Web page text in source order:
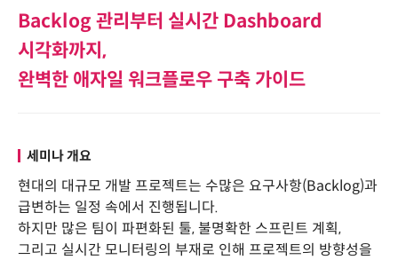
Backlog 관리부터 실시간 Dashboard
시각화까지,
완벽한 애자일 워크플로우 구축 가이드
세미나 개요
현대의 대규모 개발 프로젝트는 수많은 요구사항(Backlog)과
급변하는 일정 속에서 진행됩니다.
하지만 많은 팀이 파편화된 툴, 불명확한 스프린트 계획,
그리고 실시간 모니터링의 부재로 인해 프로젝트의 방향성을